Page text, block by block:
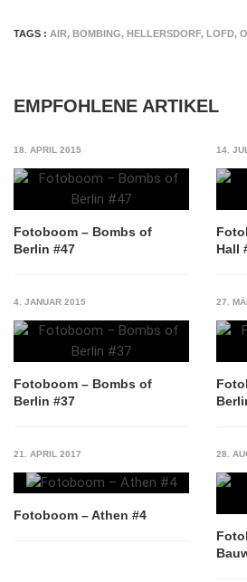
TAGS : AIR, BOMBING, HELLERSDORF, LOFD,
EMPFOHLENE ARTIKEL
18. APRIL 2015
Fotoboom – Bombs of
Berlin #47
14.
Hall
4. JANUAR 2015
Fotoboom – Bombs of
Berlin #37
27.
21. APRIL 2017
Fotoboom – Athen #4
28.